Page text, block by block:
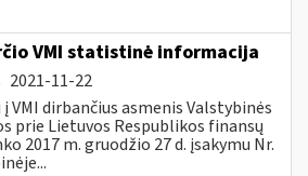
VMI statistinė informacija
2021-11-22
dirbančius asmenis Valstybinės
prie Lietuvos Respublikos finansų
2017 m. gruodžio 27 d. įsakymu Nr.